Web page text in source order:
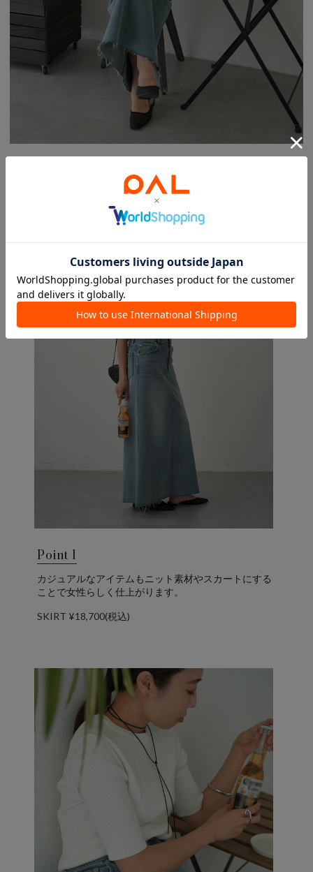
offwhite/brown/black
¥13,200(税込)
Point 1
カジュアルなアイテムもニット素材やスカートにする
ことで女性らしく仕上がります。
SKIRT ¥18,700(税込)